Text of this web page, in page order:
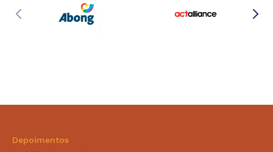
Depoimentos